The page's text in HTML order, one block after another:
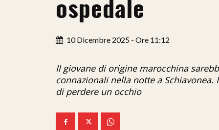
ospedale
10 Dicembre 2025 - Ore 11:12
Il giovane di origine marocchina
connazionali nella notte a
di perdere un occhio